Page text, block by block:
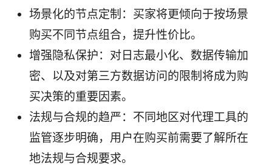
场景化的节点定制：买家将更倾向于按场景
购买不同节点组合，提升性价比。
增强隐私保护：对日志最小化、数据传输加
密、以及对第三方数据访问的限制将成为购
买决策的重要因素。
法规与合规的趋严：不同地区对代理工具的
监管逐步明确，用户在购买前需要了解所在
地法规与合规要求。